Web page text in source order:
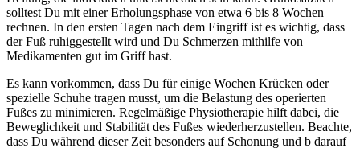
solltest Du mit einer Erholungsphase von etwa 6 bis 8 Wochen
rechnen. In den ersten Tagen nach dem Eingriff ist es wichtig, dass
der Fuß ruhiggestellt wird und Du Schmerzen mithilfe von
Medikamenten gut im Griff hast.
Es kann vorkommen, dass Du für einige Wochen Krücken oder
spezielle Schuhe tragen musst, um die Belastung des operierten
Fußes zu minimieren. Regelmäßige Physiotherapie hilft dabei, die
Beweglichkeit und Stabilität des Fußes wiederherzustellen. Beachte,
dass Du während dieser Zeit besonders auf Schonung und b darauf